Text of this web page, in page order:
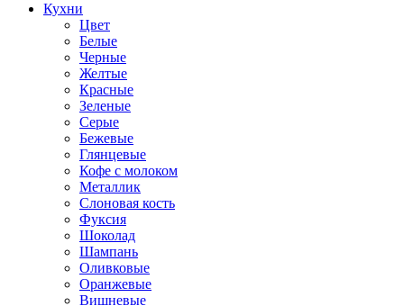
Кухни
Цвет
Белые
Черные
Желтые
Красные
Зеленые
Серые
Бежевые
Глянцевые
Кофе с молоком
Металлик
Слоновая кость
Фуксия
Шоколад
Шампань
Оливковые
Оранжевые
Вишневые